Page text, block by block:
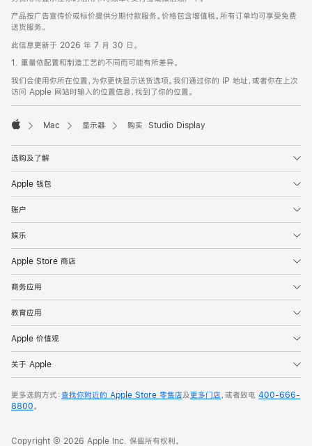
产品按广告宣传价或标价提供分期付款服务。价格包含增值税。所有订单均可享受免费
送货服务。
此信息更新于 2026 年 7 月 30 日。
1. 重量依配置和制造工艺的不同而可能有所差异。
我们会使用你所在位置，为你更快显示送货选项。我们通过你的 IP 地址，或者你在上次
访问 Apple 网站时输入的位置信息，找到了你的位置。
Mac 显示器 购买 Studio Display
选购及了解
Apple 钱包
账户
娱乐
Apple Store 商店
商务应用
教育应用
Apple 价值观
关于 Apple
更多选购方式：查找你附近的 Apple Store 零售店及更多门店，或者致电 400-666-
8800。
Copyright © 2026 Apple Inc. 保留所有权利。